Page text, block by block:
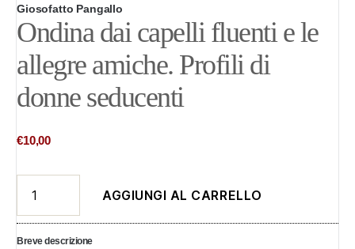
Giosofatto Pangallo
Ondina dai capelli fluenti e le
allegre amiche. Profili di
donne seducenti
€10,00
capelli
fluenti
AGGIUNGI AL CARRELLO
Breve descrizione